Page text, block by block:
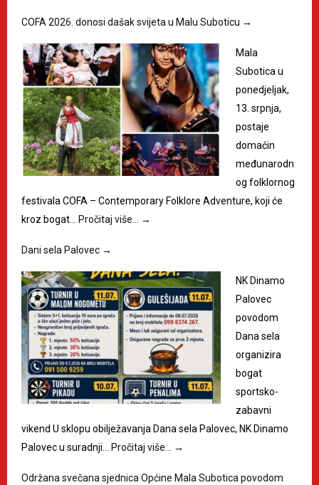
COFA 2026. donosi dašak svijeta u Malu Suboticu →
Mala
Subotica u
ponedjeljak,
13. srpnja,
postaje
domaćin
međunarodn
og folklornog
festivala COFA – Contemporary Folklore Adventure, koji će
kroz bogat…
Pročitaj više… →
Dani sela Palovec →
NK Dinamo
Palovec
povodom
Dana sela
organizira
bogat
sportsko-
zabavni
vikend U sklopu obilježavanja Dana sela Palovec, NK Dinamo
Palovec u suradnji…
Pročitaj više… →
Održana svečana sjednica Općine Mala Subotica povodom